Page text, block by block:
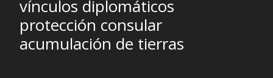
vínculos diplomáticos
protección consular
acumulación de tierras